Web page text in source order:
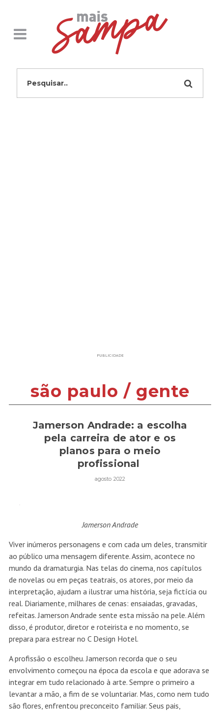
PUBLICIDADE
são paulo / gente
Jamerson Andrade: a escolha
pela carreira de ator e os
planos para o meio
profissional
agosto 2022
Jamerson Andrade
Viver inúmeros personagens e com cada um deles, transmitir
ao público uma mensagem diferente. Assim, acontece no
mundo da dramaturgia. Nas telas do cinema, nos capítulos
de novelas ou em peças teatrais, os atores, por meio da
interpretação, ajudam a ilustrar uma história, seja fictícia ou
real. Diariamente, milhares de cenas: ensaiadas, gravadas,
refeitas. Jamerson Andrade sente esta missão na pele. Além
disso, é produtor, diretor e roteirista e no momento, se
prepara para estrear no C Design Hotel.
A profissão o escolheu. Jamerson recorda que o seu
envolvimento começou na época da escola e que adorava se
integrar em tudo relacionado à arte. Sempre o primeiro a
levantar a mão, a fim de se voluntariar. Mas, como nem tudo
são flores, enfrentou preconceito familiar. Seus pais,